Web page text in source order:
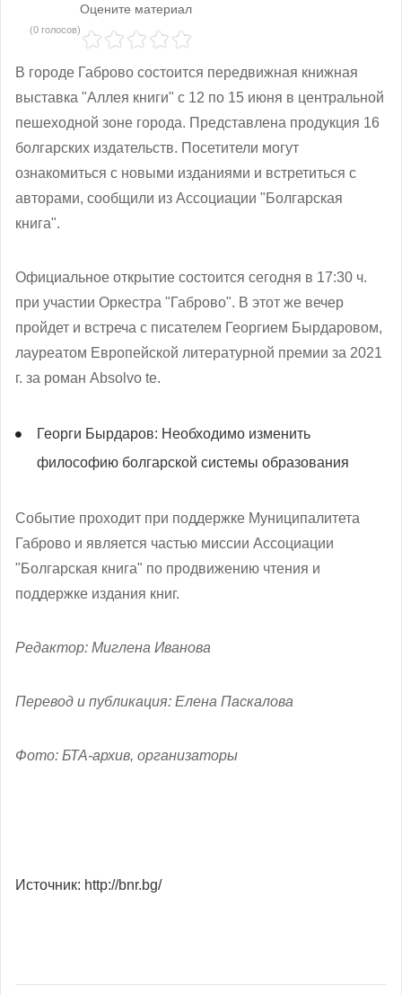
Оцените материал
(0 голосов)
В городе Габрово состоится передвижная книжная
выставка "Аллея книги" с 12 по 15 июня в центральной
пешеходной зоне города. Представлена продукция 16
болгарских издательств. Посетители могут
ознакомиться с новыми изданиями и встретиться с
авторами, сообщили из Ассоциации "Болгарская
книга".
Официальное открытие состоится сегодня в 17:30 ч.
при участии Оркестра "Габрово". В этот же вечер
пройдет и встреча с писателем Георгием Бырдаровом,
лауреатом Европейской литературной премии за 2021
г. за роман Аbsolvo te.
Георги Бырдаров: Необходимо изменить
философию болгарской системы образования
Событие проходит при поддержке Муниципалитета
Габрово и является частью миссии Ассоциации
"Болгарская книга" по продвижению чтения и
поддержке издания книг.
Редактор: Миглена Иванова
Перевод и публикация: Елена Паскалова
Фото: БТА-архив, организаторы
Источник: http://bnr.bg/